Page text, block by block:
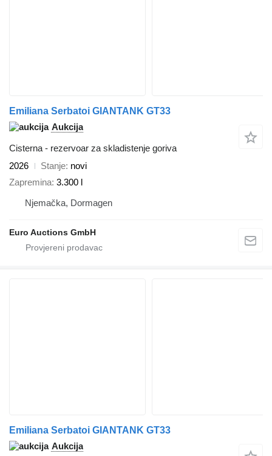
Emiliana Serbatoi GIANTANK GT33
Aukcija
Cisterna - rezervoar za skladistenje goriva
2026
Stanje novi
Zapremina 3.300 l
Njemačka, Dormagen
Euro Auctions GmbH
Emiliana Serbatoi GIANTANK GT33
Aukcija